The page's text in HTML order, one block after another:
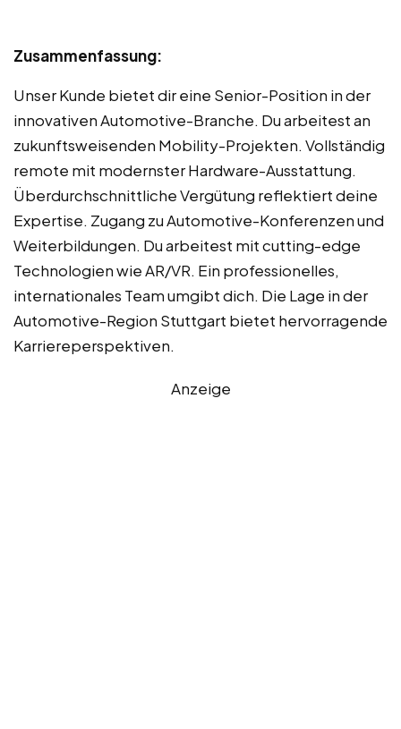
Zusammenfassung:
Unser Kunde bietet dir eine Senior-Position in der
innovativen Automotive-Branche. Du arbeitest an
zukunftsweisenden Mobility-Projekten. Vollständig
remote mit modernster Hardware-Ausstattung.
Überdurchschnittliche Vergütung reflektiert deine
Expertise. Zugang zu Automotive-Konferenzen und
Weiterbildungen. Du arbeitest mit cutting-edge
Technologien wie AR/VR. Ein professionelles,
internationales Team umgibt dich. Die Lage in der
Automotive-Region Stuttgart bietet hervorragende
Karriereperspektiven.
Anzeige